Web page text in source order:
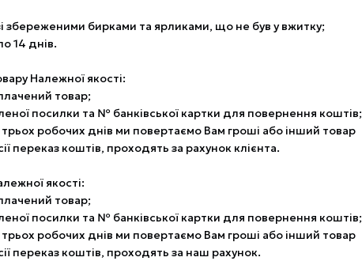
збереженими бирками та ярликами, що не був у вжитку;
14 днів.
Належної якості:
товар;
посилки та № банківської картки для повернення коштів;
робочих днів ми повертаємо Вам гроші або інший товар
переказ коштів, проходять за рахунок клієнта.
якості:
товар;
посилки та № банківської картки для повернення коштів;
робочих днів ми повертаємо Вам гроші або інший товар
переказ коштів, проходять за наш рахунок.